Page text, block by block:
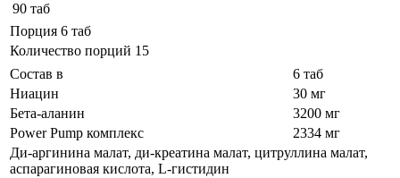
90 таб
Порция 6 таб
Количество порций 15
Состав в
6 таб
Ниацин
30 мг
Бета-аланин
3200 мг
Power Pump комплекс
2334 мг
Ди-аргинина малат, ди-креатина малат, цитруллина малат,
аспарагиновая кислота, L-гистидин